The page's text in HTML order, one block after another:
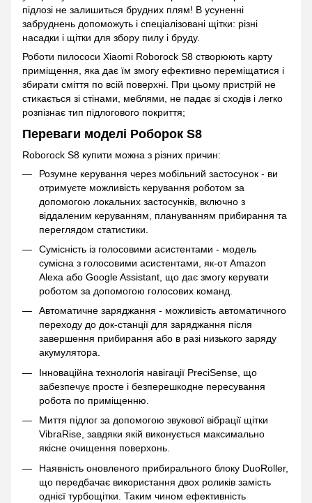
підлозі не залишиться брудних плям! В усуненні
забруднень допоможуть і спеціалізовані щітки: різні
насадки і щітки для збору пилу і бруду.
Роботи пилососи Xiaomi Roborock S8 створюють карту
приміщення, яка дає їм змогу ефективно переміщатися і
збирати сміття по всій поверхні. При цьому пристрій не
стикається зі стінами, меблями, не падає зі сходів і легко
розпізнає тип підлогового покриття;
Переваги моделі Роборок S8
Roborock S8 купити можна з різних причин:
Розумне керування через мобільний застосунок - ви
отримуєте можливість керування роботом за
допомогою локальних застосунків, включно з
віддаленим керуванням, плануванням прибирання та
переглядом статистики.
Сумісність із голосовими асистентами - модель
сумісна з голосовими асистентами, як-от Amazon
Alexa або Google Assistant, що дає змогу керувати
роботом за допомогою голосових команд.
Автоматичне заряджання - можливість автоматичного
переходу до док-станції для заряджання після
завершення прибирання або в разі низького заряду
акумулятора.
Інноваційна технологія навігації PreciSense, що
забезпечує просте і безперешкодне пересування
робота по приміщенню.
Миття підлог за допомогою звукової вібрації щітки
VibraRise, завдяки якій виконується максимально
якісне очищення поверхонь.
Наявність оновленого прибирального блоку DuoRoller,
що передбачає використання двох роликів замість
однієї турбощітки. Таким чином ефективність